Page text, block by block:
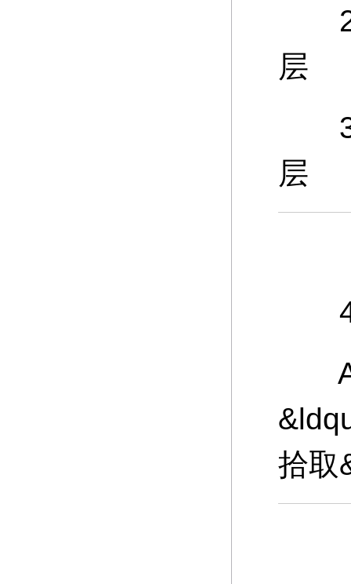
层
层
4
A
拾取